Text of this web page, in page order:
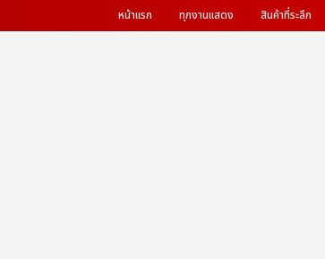
หน้าแรก ทุกงานแสดง สินค้าที่ระลึก